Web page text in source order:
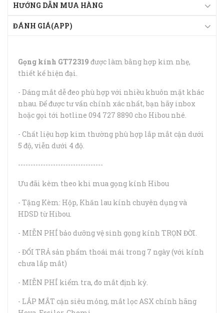
HƯỚNG DẪN MUA HÀNG
ĐÁNH GIÁ(APP)
Gọng kính GT72319 được làm bằng hợp kim nhẹ,
thiết kế hiện đại.
- Dáng mắt dễ đeo phù hợp với nhiều khuôn mặt khác
nhau. Để được tư vấn chính xác nhất, bạn hãy inbox
hoặc gọi tới hotline 094 727 8890 cho Hibou nhé.
- Chất liệu hợp kim thường phù hợp lắp mắt cận dưới
5 độ, viễn dưới 4 độ.
----------------------------------
Ưu đãi kèm theo khi mua gọng kính Hibou
- Tặng Kèm: Hộp, Khăn lau kính chuyên dụng và
HDSD từ Hibou.
- MIỄN PHÍ bảo dưỡng vệ sinh gọng kính TRỌN ĐỜI.
- ĐỔI TRẢ sản phẩm thoái mái trong 7 ngày (với kính
chưa lắp mắt)
- MIỄN PHÍ kiểm tra, đo mắt định kỳ.
- LẮP MẮT cận siêu mỏng, mắt lọc ASX chính hãng